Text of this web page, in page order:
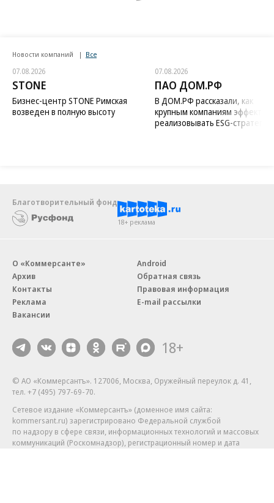
07.08.2026
STONE
07.08.2026
ПАО ДОМ.РФ
реализовывать ESG-стратегию
Благотворительный фонд
18+ реклама
О «Коммерсанте»
Архив
Контакты
Реклама
Вакансии
Обратная связь
Правовая информация
E-mail рассылки